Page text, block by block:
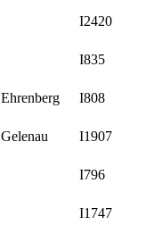
I2420
I835
Ehrenberg
I808
Gelenau
I1907
I796
I1747